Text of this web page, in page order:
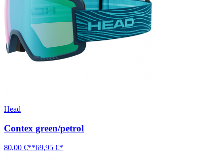
Head
Contex green/petrol
80,00 €**69,95 €*